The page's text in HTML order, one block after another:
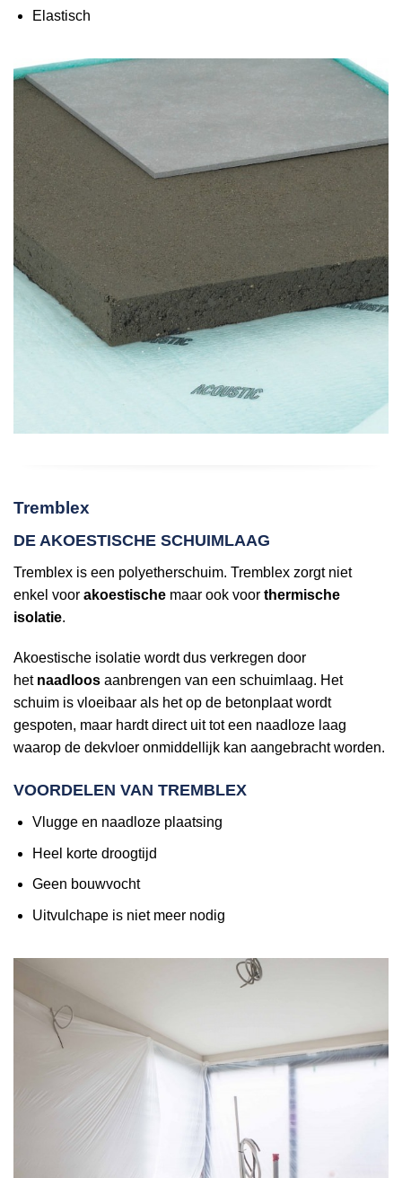
Elastisch
Tremblex
DE AKOESTISCHE SCHUIMLAAG
Tremblex is een polyetherschuim. Tremblex zorgt niet
enkel voor akoestische maar ook voor thermische
isolatie.
Akoestische isolatie wordt dus verkregen door
het naadloos aanbrengen van een schuimlaag. Het
schuim is vloeibaar als het op de betonplaat wordt
gespoten, maar hardt direct uit tot een naadloze laag
waarop de dekvloer onmiddellijk kan aangebracht worden.
VOORDELEN VAN TREMBLEX
Vlugge en naadloze plaatsing
Heel korte droogtijd
Geen bouwvocht
Uitvulchape is niet meer nodig